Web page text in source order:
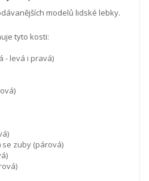
modelů lidské lebky.
tyto kosti:
- levá i pravá)
se zuby (párová)